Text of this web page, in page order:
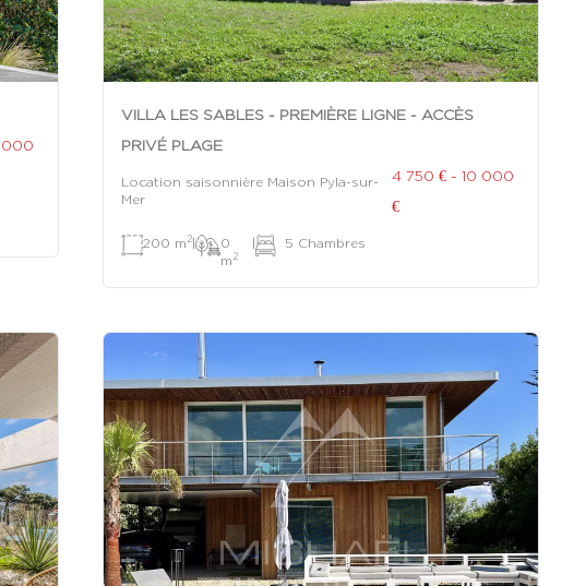
000
VILLA LES SABLES - PREMIÈRE LIGNE - ACCÈS
PRIVÉ PLAGE
Location saisonnière Maison Pyla-sur-
Mer
4 750 € - 10 000
€
200 m 2|
0
m 2
| 5 Chambres